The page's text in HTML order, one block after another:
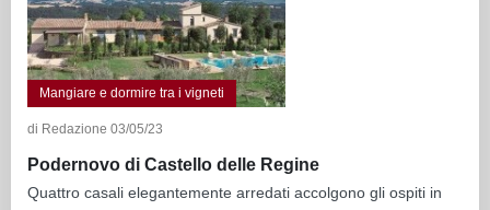
Mangiare e dormire tra i vigneti
di Redazione 03/05/23
Podernovo di Castello delle Regine
Quattro casali elegantemente arredati accolgono gli ospiti in